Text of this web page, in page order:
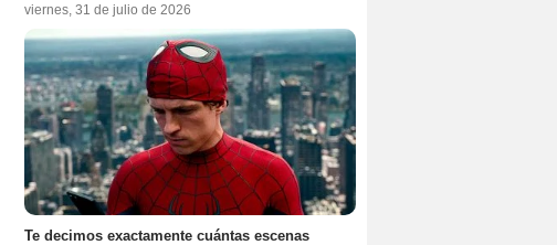
viernes, 31 de julio de 2026
Te decimos exactamente cuántas escenas